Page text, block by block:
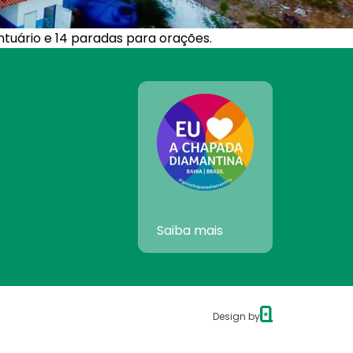
e 14 paradas para orações.
Saiba mais
Design by